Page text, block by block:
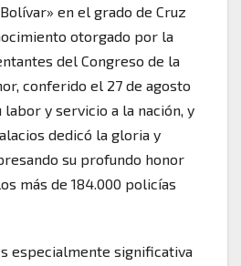
en el grado de Cruz
otorgado por la
del Congreso de la
conferido el 27 de agosto
labor y servicio a la nación, y
dedicó la gloria y
su profundo honor
más de 184.000 policías
especialmente significativa